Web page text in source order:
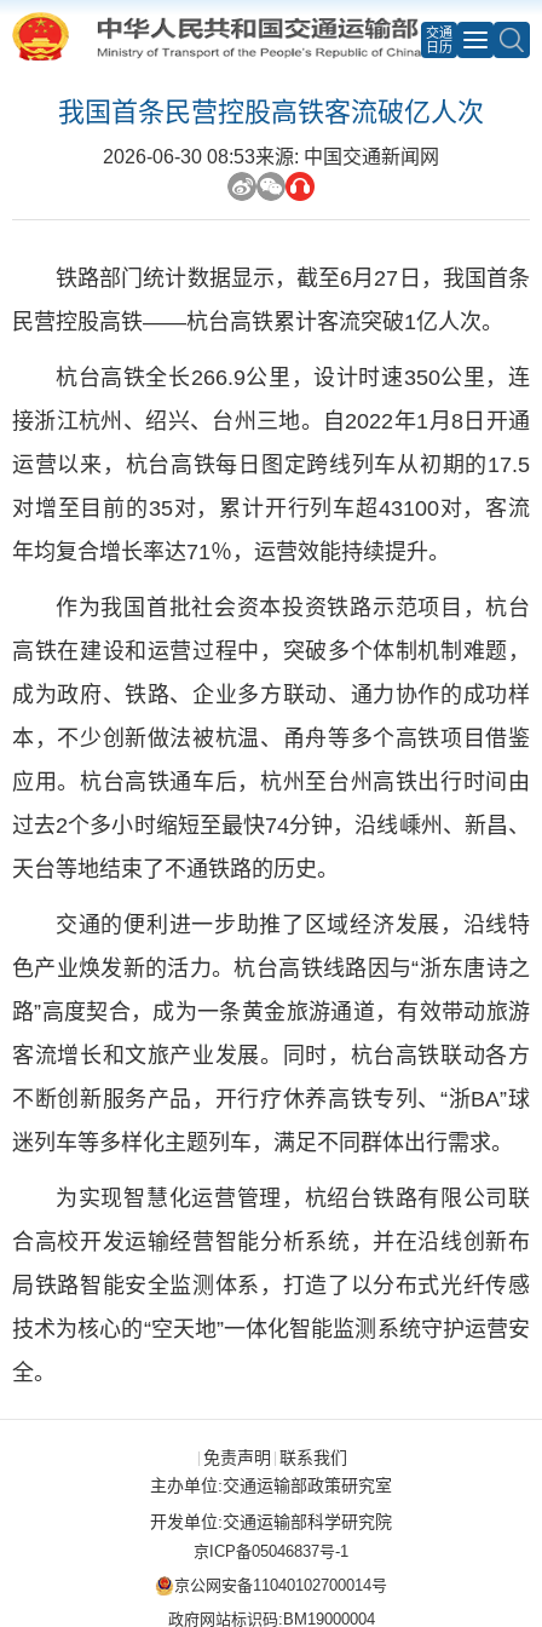
交通
日历
我国首条民营控股高铁客流破亿人次
2026-06-30 08:53来源: 中国交通新闻网
铁路部门统计数据显示，截至6月27日，我国首条
民营控股高铁——杭台高铁累计客流突破1亿人次。
杭台高铁全长266.9公里，设计时速350公里，连
接浙江杭州、绍兴、台州三地。自2022年1月8日开通
运营以来，杭台高铁每日图定跨线列车从初期的17.5
对增至目前的35对，累计开行列车超43100对，客流
年均复合增长率达71％，运营效能持续提升。
作为我国首批社会资本投资铁路示范项目，杭台
高铁在建设和运营过程中，突破多个体制机制难题，
成为政府、铁路、企业多方联动、通力协作的成功样
本，不少创新做法被杭温、甬舟等多个高铁项目借鉴
应用。杭台高铁通车后，杭州至台州高铁出行时间由
过去2个多小时缩短至最快74分钟，沿线嵊州、新昌、
天台等地结束了不通铁路的历史。
交通的便利进一步助推了区域经济发展，沿线特
色产业焕发新的活力。杭台高铁线路因与“浙东唐诗之
路”高度契合，成为一条黄金旅游通道，有效带动旅游
客流增长和文旅产业发展。同时，杭台高铁联动各方
不断创新服务产品，开行疗休养高铁专列、“浙BA”球
迷列车等多样化主题列车，满足不同群体出行需求。
为实现智慧化运营管理，杭绍台铁路有限公司联
合高校开发运输经营智能分析系统，并在沿线创新布
局铁路智能安全监测体系，打造了以分布式光纤传感
技术为核心的“空天地”一体化智能监测系统守护运营安
全。
| 免责声明 | 联系我们
主办单位:交通运输部政策研究室
开发单位:交通运输部科学研究院
京ICP备05046837号-1
京公网安备11040102700014号
政府网站标识码:BM19000004